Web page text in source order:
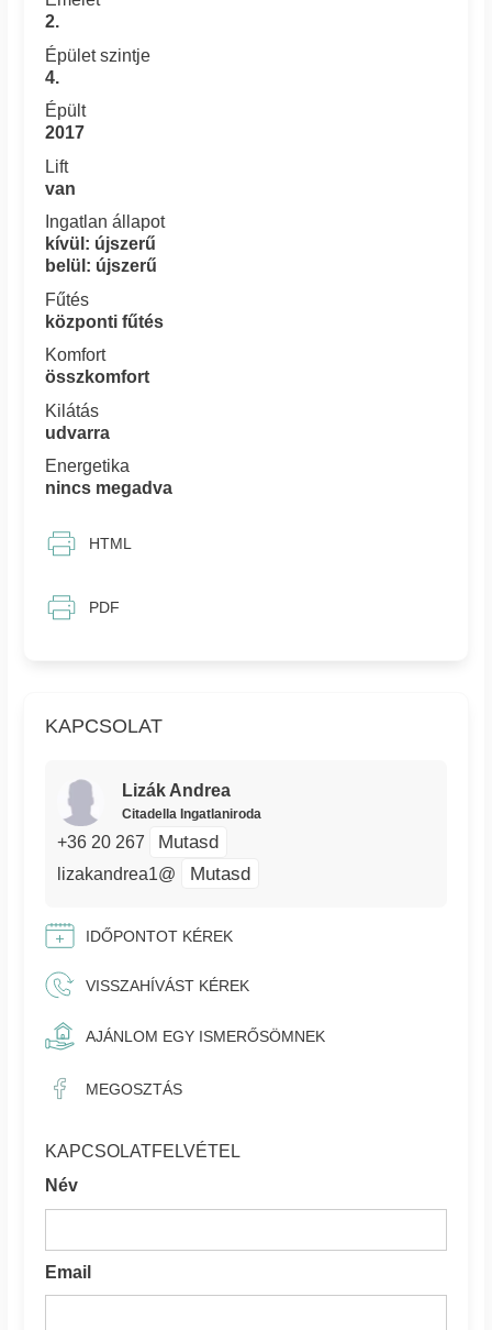
KAPCSOLAT
Lizák Andrea
Citadella Ingatlaniroda
+36 20 267 Mutasd
lizakandrea1@ Mutasd
IDŐPONTOT KÉREK
VISSZAHÍVÁST KÉREK
AJÁNLOM EGY ISMERŐSÖMNEK
MEGOSZTÁS
KAPCSOLATFELVÉTEL
Név
Email
2.
Épület szintje
4.
Épült
2017
Lift
van
Ingatlan állapot
kívül: újszerű
belül: újszerű
Fűtés
központi fűtés
Komfort
összkomfort
Kilátás
udvarra
Energetika
nincs megadva
HTML
PDF